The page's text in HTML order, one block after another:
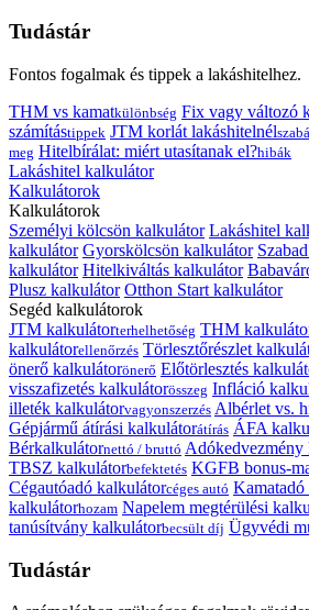
Tudástár
Fontos fogalmak és tippek a lakáshitelhez.
THM vs kamatkülönbség Fix vagy változó
számítástippek JTM korlát lakáshitelnél
meg Hitelbírálat: miért utasítanak el?hibák
Lakáshitel kalkulátor
Kalkulátorok
Kalkulátorok
Személyi kölcsön kalkulátor Lakáshitel
kalkulátor Gyorskölcsön kalkulátor
kalkulátor Hitelkiváltás kalkulátor
Plusz kalkulátor Otthon Start kalkulátor
Segéd kalkulátorok
JTM kalkulátorterhelhetőség THM
kalkulátorellenőrzés Törlesztőrészlet
önerő kalkulátorönerő Előtörlesztés
visszafizetés kalkulátorösszeg Infláció
illeték kalkulátorvagyonszerzés Albérlet vs.
Gépjármű átírási kalkulátorátírás ÁFA
Bérkalkulátornettó / bruttó Adókedvezmény
TBSZ kalkulátorbefektetés KGFB bonus-
Cégautóadó kalkulátorcéges autó Kamatadó
kalkulátorhozam Napelem megtérülési
tanúsítvány kalkulátorbecsült díj Ügyvédi
Tudástár